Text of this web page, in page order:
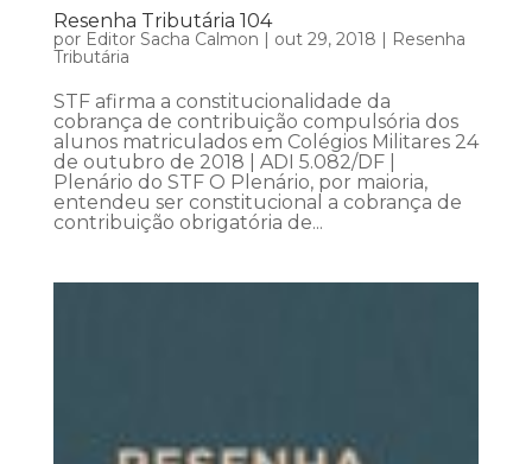
Resenha Tributária 104
por Editor Sacha Calmon | out 29, 2018 | Resenha
Tributária
STF afirma a constitucionalidade da
cobrança de contribuição compulsória dos
alunos matriculados em Colégios Militares 24
de outubro de 2018 | ADI 5.082/DF |
Plenário do STF O Plenário, por maioria,
entendeu ser constitucional a cobrança de
contribuição obrigatória de...